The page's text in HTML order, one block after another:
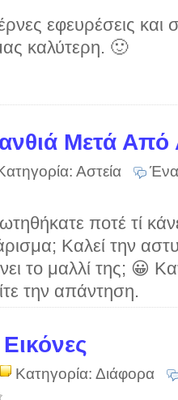
εφευρέσεις και
καλύτερη. 🙂
Μετά
Αστεία Ένα
ποτέ τί
Καλεί την
το μαλλί της; 😀
την απάντηση.
Κατηγορία: Διάφορα